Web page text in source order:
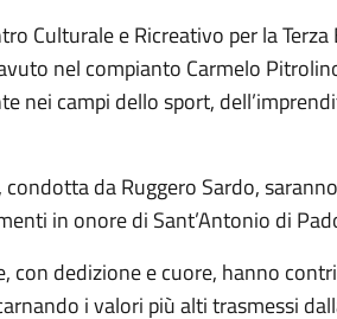
Culturale e Ricreativo per la
nel compianto Carmelo
nei campi dello sport,
da Ruggero Sardo,
in onore di Sant’Antonio di
con dedizione e cuore, hanno
i valori più alti trasmessi